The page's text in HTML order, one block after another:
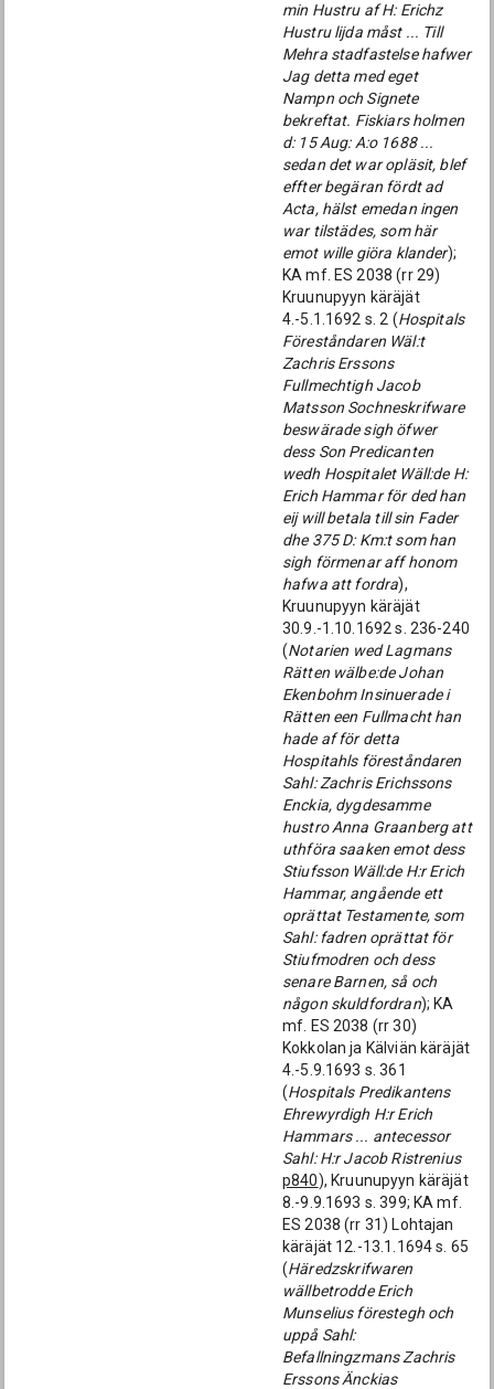
min Hustru af H: Erichz
Hustru lijda måst ... Till
Mehra stadfastelse hafwer
Jag detta med eget
Nampn och Signete
bekreftat. Fiskiars holmen
d: 15 Aug: A:o 1688 ...
sedan det war opläsit, blef
effter begäran fördt ad
Acta, hälst emedan ingen
war tilstädes, som här
emot wille giöra klander);
KA mf. ES 2038 (rr 29)
Kruunupyyn käräjät
4.-5.1.1692 s. 2 (Hospitals
Föreståndaren Wäl:t
Zachris Erssons
Fullmechtigh Jacob
Matsson Sochneskrifware
beswärade sigh öfwer
dess Son Predicanten
wedh Hospitalet Wäll:de H:
Erich Hammar för ded han
eij will betala till sin Fader
dhe 375 D: Km:t som han
sigh förmenar aff honom
hafwa att fordra),
Kruunupyyn käräjät
30.9.-1.10.1692 s. 236-240
(Notarien wed Lagmans
Rätten wälbe:de Johan
Ekenbohm Insinuerade i
Rätten een Fullmacht han
hade af för detta
Hospitahls föreståndaren
Sahl: Zachris Erichssons
Enckia, dygdesamme
hustro Anna Graanberg att
uthföra saaken emot dess
Stiufsson Wäll:de H:r Erich
Hammar, angående ett
oprättat Testamente, som
Sahl: fadren oprättat för
Stiufmodren och dess
senare Barnen, så och
någon skuldfordran); KA
mf. ES 2038 (rr 30)
Kokkolan ja Kälviän käräjät
4.-5.9.1693 s. 361
(Hospitals Predikantens
Ehrewyrdigh H:r Erich
Hammars ... antecessor
Sahl: H:r Jacob Ristrenius
p840), Kruunupyyn käräjät
8.-9.9.1693 s. 399; KA mf.
ES 2038 (rr 31) Lohtajan
käräjät 12.-13.1.1694 s. 65
(Häredzskrifwaren
wällbetrodde Erich
Munselius förestegh och
uppå Sahl:
Befallningzmans Zachris
Erssons Änckias